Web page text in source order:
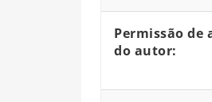
Permissão de
do autor: